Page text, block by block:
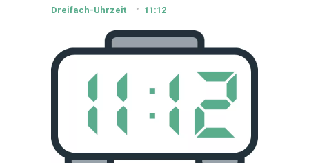
Dreifach-Uhrzeit 11:12